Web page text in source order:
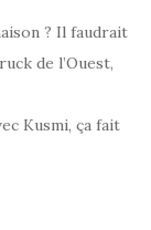
? Il faudrait
de l’Ouest,
Kusmi, ça fait